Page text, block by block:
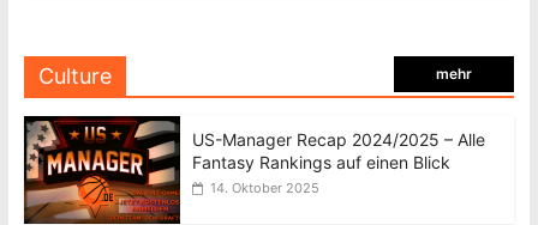
Culture mehr
US-Manager Recap 2024/2025 – Alle
Fantasy Rankings auf einen Blick
14. Oktober 2025